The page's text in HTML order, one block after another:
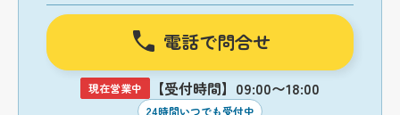
電話で問合せ
現在営業中 【受付時間】09:00〜18:00
24時間いつでも受付中